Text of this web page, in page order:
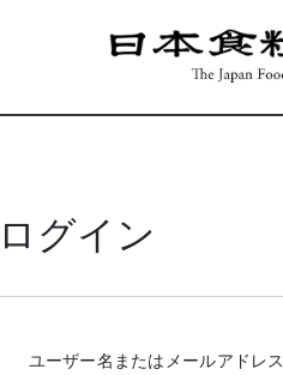
ログイン
ユーザー名またはメールアドレス